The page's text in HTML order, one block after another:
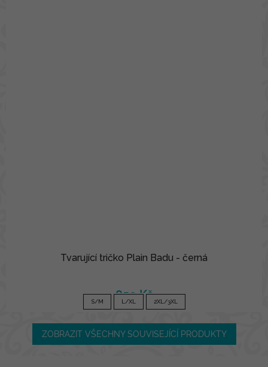
Tvarující tričko Plain Badu - černá
850 Kč
S/M L/XL 2XL/3XL
ZOBRAZIT VŠECHNY SOUVISEJÍCÍ PRODUKTY